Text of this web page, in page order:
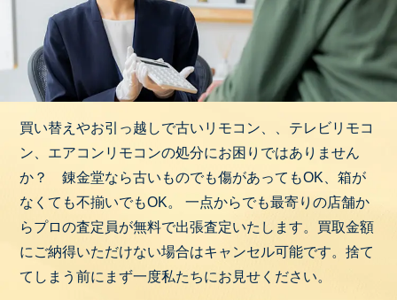
ホームシアターやサウンドバー、AVアンプなどの音
響機器を操作するリモコンです。音量やサウンドモ
ード変更、入力切替などを行うボタンが特徴的で
す。
シリーズなどがあり、高級オーディオになるほど多
機能なリモコンが付属する場合があります。
査定のポイントは、外観のダメージの有無、電源オ
ンオフの反応、ミュートやサラウンド設定などで
す。
5. 照明リモコン
買い替えやお引っ越しで古いリモコン、、テレビリモコ
ン、エアコンリモコンの処分にお困りではありません
か？ 錬金堂なら古いものでも傷があってもOK、箱が
なくても不揃いでもOK。 一点からでも最寄りの店舗か
らプロの査定員が無料で出張査定いたします。買取金額
にご納得いただけない場合はキャンセル可能です。捨て
てしまう前にまず一度私たちにお見せください。